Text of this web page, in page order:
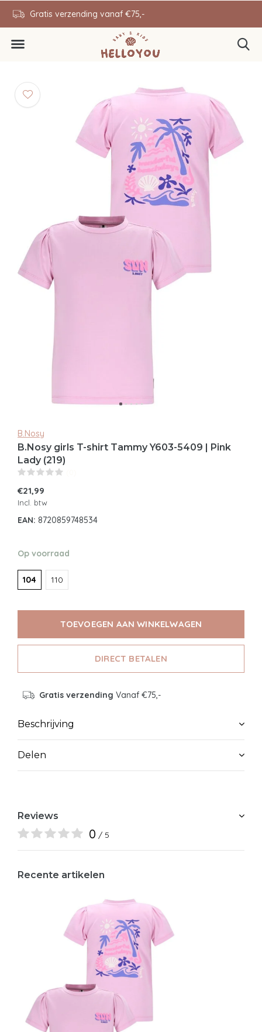
Gratis verzending vanaf €75,-
B.Nosy
B.Nosy girls T-shirt Tammy Y603-5409 | Pink
Lady (219)
€21,99
Incl. btw
EAN: 8720859748534
Op voorraad
104 110
TOEVOEGEN AAN WINKELWAGEN
DIRECT BETALEN
Gratis verzending Vanaf €75,-
Beschrijving
Delen
Reviews
0 / 5
Recente artikelen